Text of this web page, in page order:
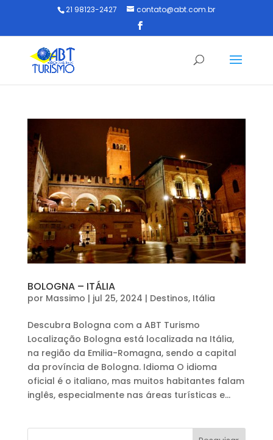
21 98123-2427 contato@abt.com.br
BOLOGNA – ITÁLIA
por Massimo | jul 25, 2024 | Destinos, Itália
Descubra Bologna com a ABT Turismo
Localização Bologna está localizada na Itália,
na região da Emilia-Romagna, sendo a capital
da província de Bologna. Idioma O idioma
oficial é o italiano, mas muitos habitantes falam
inglês, especialmente nas áreas turísticas e...